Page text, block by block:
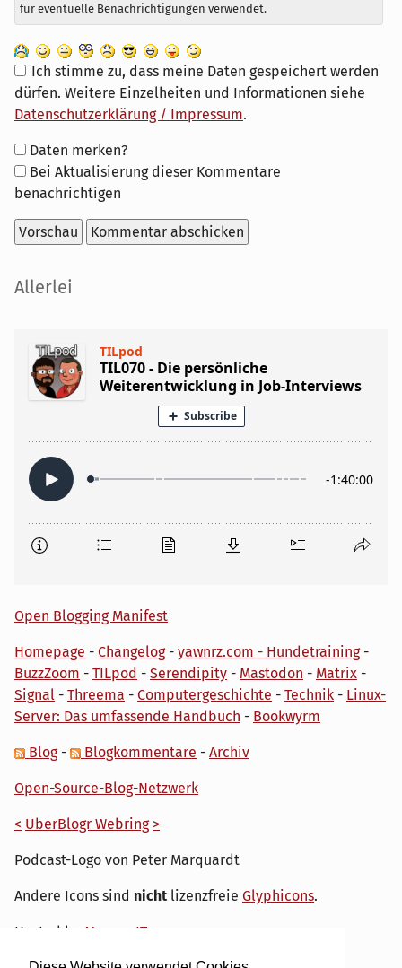
für eventuelle Benachrichtigungen verwendet.
Ich stimme zu, dass meine Daten gespeichert werden
dürfen. Weitere Einzelheiten und Informationen siehe
Datenschutzerklärung / Impressum.
Formular-
Optionen
Daten merken?
Bei Aktualisierung dieser Kommentare
benachrichtigen
Seitenleiste
Allerlei
Open Blogging Manifest
Homepage - Changelog- yawnrz.com - Hundetraining-
BuzzZoom - TILpod - Serendipity - Mastodon - Matrix -
Signal - Threema - Computergeschichte - Technik - Linux-
Server: Das umfassende Handbuch - Bookwyrm
Blog- Blogkommentare - Archiv
Open-Source-Blog-Netzwerk
< UberBlogr Webring >
Podcast-Logo von Peter Marquardt
Andere Icons sind nicht lizenzfreie Glyphicons.
Hosted by My own IT.